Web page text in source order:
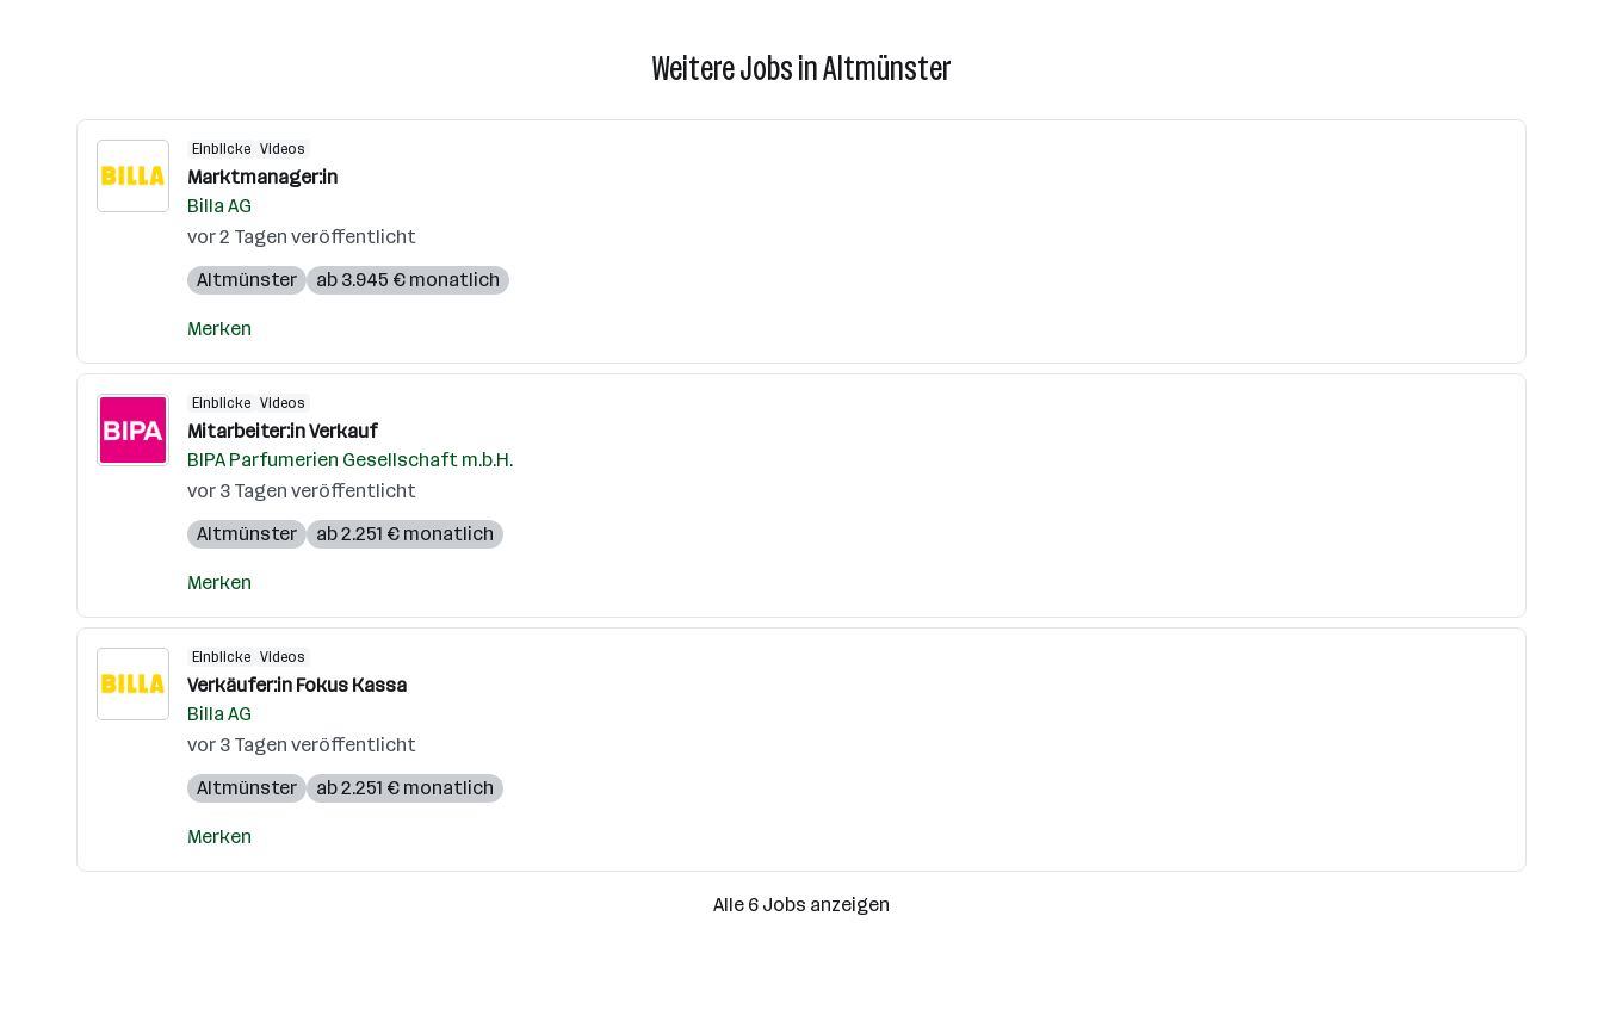
Weitere Jobs in Altmünster
Einblicke Videos
Marktmanager:in
Billa AG
vor 2 Tagen veröffentlicht
Altmünster
ab 3.945 € monatlich
Merken
Einblicke Videos
Mitarbeiter:in Verkauf
BIPA Parfumerien Gesellschaft m.b.H.
vor 3 Tagen veröffentlicht
Altmünster
ab 2.251 € monatlich
Merken
Einblicke Videos
Verkäufer:in Fokus Kassa
Billa AG
vor 3 Tagen veröffentlicht
Altmünster
ab 2.251 € monatlich
Merken
Alle 6 Jobs anzeigen